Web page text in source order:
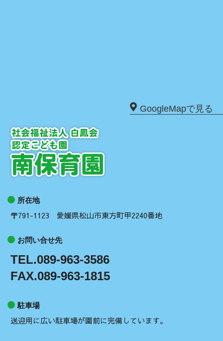
GoogleMapで見る
所在地
〒791-1123 愛媛県松山市東方町甲2240番地
お問い合せ先
TEL.089-963-3586
FAX.089-963-1815
駐車場
送迎用に広い駐車場が園前に完備しています。